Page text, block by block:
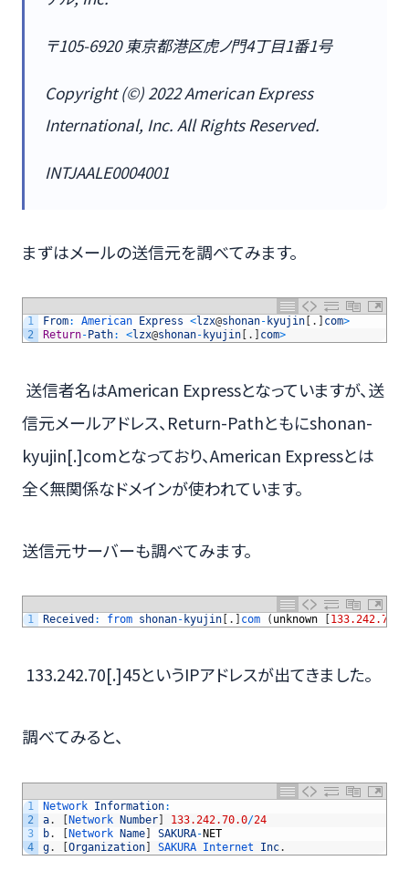
〒105-6920 東京都港区虎ノ門4丁目1番1号
Copyright (©) 2022 American Express
International, Inc. All Rights Reserved.
INTJAALE0004001
まずはメールの送信元を調べてみます。
1
2
From: American Express <lzx@shonan- kyujin . com>
Return- Path: <lzx@shonan- kyujin . com>
送信者名はAmerican Expressとなっていますが、送
信元メールアドレス、Return-Pathともにshonan-
kyujin[.]comとなっており、American Expressとは
全く無関係なドメインが使われています。
送信元サーバーも調べてみます。
1 Received : from shonan- kyujin . com ( unknown 133.242.70
133.242.70[.]45というIPアドレスが出てきました。
調べてみると、
1
2
3
4
Network Information:
a. [Network Number] 133.242.70.0/24
b. [Network Name] SAKURA-NET
g. [Organization] SAKURA Internet Inc.